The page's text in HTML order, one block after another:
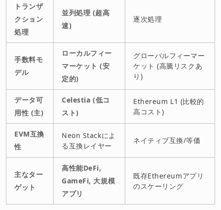
トランザ
クション
処理
並列処理 (超高
速)
逐次処理
手数料モ
デル
ローカルフィー
マーケット (安
定的)
グローバルフィーマー
ケット (高騰リスクあ
り)
データ可
用性 (主)
Celestia (低コ
スト)
Ethereum L1 (比較的
高コスト)
EVM互換
性
Neon Stackによ
る互換レイヤー
ネイティブ互換/等価
主なター
ゲット
高性能DeFi,
GameFi, 大規模
アプリ
既存Ethereumアプリ
のスケーリング